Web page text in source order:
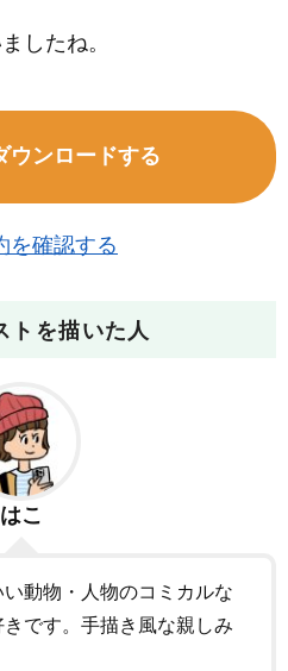
したね。
ウンロードする
を確認する
トを描いた人
はこ
動物・人物のコミカルな
です。手描き風な親しみ